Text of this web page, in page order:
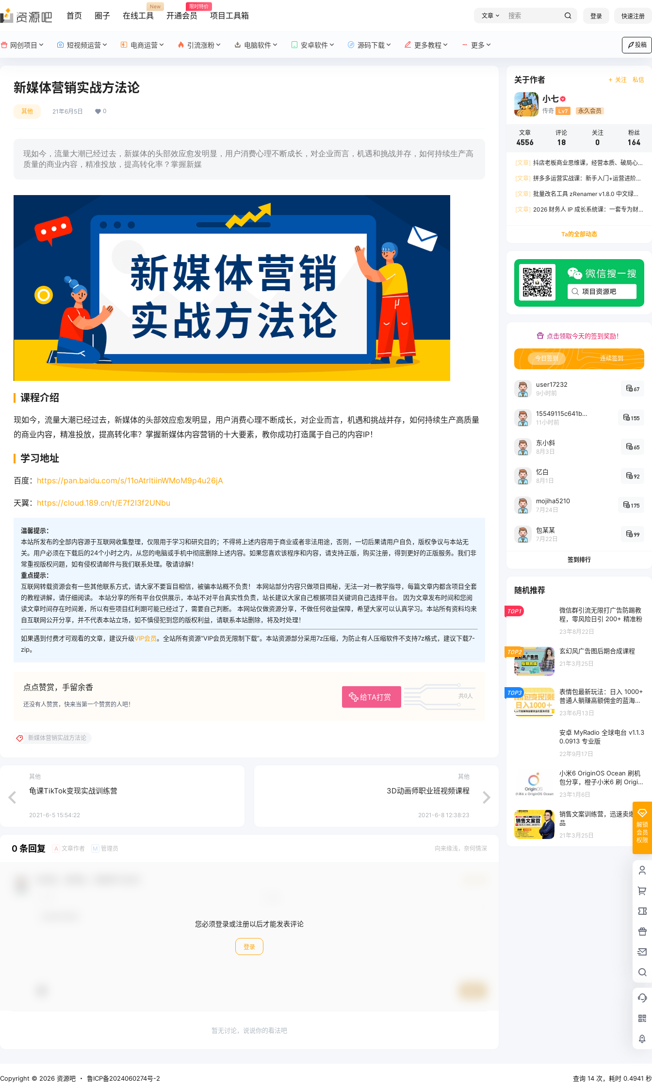
首页 圈子 在线工具
New
开通会员
限时特价
项目工具箱 文章 登录 快速注册
网创项目 短视频运营 电商运营 引流涨粉 电脑软件 安卓软件 源码下载 更多教程 更多 投稿
新媒体营销实战方法论
其他 21年6月5日 0
现如今，流量大潮已经过去，新媒体的头部效应愈发明显，用户消费心理不断成长，对企业而言，机遇和挑战并存，如何持续生产高
质量的商业内容，精准投放，提高转化率？掌握新媒
课程介绍
现如今，流量大潮已经过去，新媒体的头部效应愈发明显，用户消费心理不断成长，对企业而言，机遇和挑战并存，如何持续生产高质量
的商业内容，精准投放，提高转化率？掌握新媒体内容营销的十大要素，教你成功打造属于自己的内容IP！
学习地址
百度： https://pan.baidu.com/s/11oAtrltiinWMoM9p4u26jA
天翼： https://cloud.189.cn/t/E7f2I3f2UNbu
温馨提示：
本站所发布的全部内容源于互联网收集整理，仅限用于学习和研究目的；不得将上述内容用于商业或者非法用途，否则，一切后果请用户自负，版权争议与本站无
关。用户必须在下载后的24个小时之内，从您的电脑或手机中彻底删除上述内容。如果您喜欢该程序和内容，请支持正版，购买注册，得到更好的正版服务。我们非
常重视版权问题，如有侵权请邮件与我们联系处理。敬请谅解！
重点提示：
互联网转载资源会有一些其他联系方式，请大家不要盲目相信，被骗本站概不负责！ 本网站部分内容只做项目揭秘，无法一对一教学指导，每篇文章内都含项目全套
的教程讲解，请仔细阅读。 本站分享的所有平台仅供展示，本站不对平台真实性负责，站长建议大家自己根据项目关键词自己选择平台。 因为文章发布时间和您阅
读文章时间存在时间差，所以有些项目红利期可能已经过了，需要自己判断。 本网站仅做资源分享，不做任何收益保障，希望大家可以认真学习。本站所有资料均来
自互联网公开分享，并不代表本站立场，如不慎侵犯到您的版权利益，请联系本站删除，将及时处理！
如果遇到付费才可观看的文章，建议升级VIP会员。全站所有资源“VIP会员无限制下载”。本站资源部分采用7z压缩，为防止有人压缩软件不支持7z格式，建议下载7-
zip。
点点赞赏，手留余香
给TA打赏 共0人
还没有人赞赏，快来当第一个赞赏的人吧！
新媒体营销实战方法论
其他
龟课TikTok变现实战训练营
2021-6-5 15:54:22
其他
3D动画师职业班视频课程
2021-6-8 12:38:23
0 条回复 A 文章作者 M 管理员 向来缘浅，奈何情深
您必须登录或注册以后才能发表评论
登录
暂无讨论，说说你的看法吧
关于作者 关注 私信
小七
传奇 Lv7 永久会员
文章
4556
评论
18
关注
0
粉丝
164
[文章] 抖店老板商业思维课，经营本质、破局心
增
[文章] 拼多多运营实战课：新手入门+运营进阶、
出百单
[文章] 批量改名工具 zRenamer v1.8.0 中文绿色
[文章] 2026 财务人 IP 成长系统课：一套专为财
Ta的全部动态
点击领取今天的签到奖励！
今日签到 连续签到
user17232
9小时前
67
15549115c641bc6524e64d1d800349ec7396
11小时前
155
东小斜
8月3日
65
忆白
8月1日
92
mojiha5210
7月24日
175
包某某
7月22日
99
签到排行
随机推荐
TOP1
微信群引流无限打广告防踢教
程，零风险日引 200+ 精准粉
23年8月22日
TOP2 玄幻风广告图后期合成课程
21年3月25日
TOP3
表情包最新玩法：日入 1000+
普通人躺赚高额佣金的蓝海项
23年6月13日
安卓 MyRadio 全球电台 v1.1.3
0.0913 专业版
22年9月17日
小米6 OriginOS Ocean 刷机
包分享，橙子小米6 刷 Origin
OS Ocean 刷机包下载
23年1月6日
销售文案训练营，迅速卖爆产
品
21年3月25日
解锁
会员
权限
Copyright © 2026 资源吧 ・ 鲁ICP备2024060274号-2 查询 14 次，耗时 0.4941 秒